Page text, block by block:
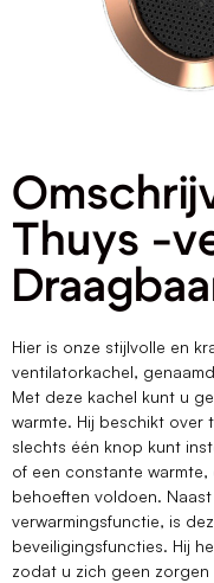
Thuys -
Hier is onze stijlvolle en
ventilatorkachel,
Met deze kachel kunt u
warmte. Hij beschikt over
slechts één knop kunt
of een constante
behoeften voldoen.
verwarmingsfunctie, is
beveiligingsfuncties. Hij
zodat u zich geen